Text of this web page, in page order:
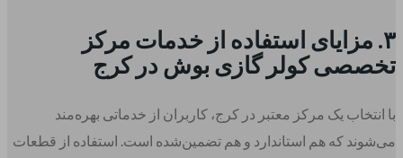
۳. مزایای استفاده از خدمات مرکز
تخصصی کولر گازی بوش در کرج
با انتخاب یک مرکز معتبر در کرج، کاربران از خدماتی بهره‌مند
می‌شوند که هم استاندارد و هم تضمین‌شده است. استفاده از قطعات